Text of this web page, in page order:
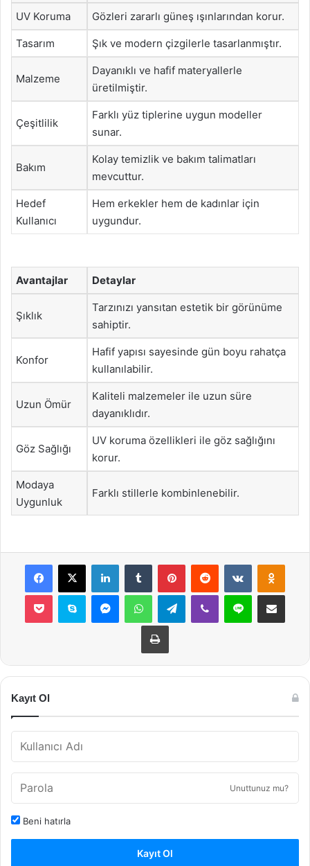
UV Koruma Gözleri zararlı güneş ışınlarından korur.
Tasarım Şık ve modern çizgilerle tasarlanmıştır.
Malzeme
Dayanıklı ve hafif materyallerle
üretilmiştir.
Çeşitlilik
Farklı yüz tiplerine uygun modeller
sunar.
Bakım
Kolay temizlik ve bakım talimatları
mevcuttur.
Hedef
Kullanıcı
Hem erkekler hem de kadınlar için
uygundur.
Avantajlar Detaylar
Şıklık
Tarzınızı yansıtan estetik bir görünüme
sahiptir.
Konfor
Hafif yapısı sayesinde gün boyu rahatça
kullanılabilir.
Uzun Ömür
Kaliteli malzemeler ile uzun süre
dayanıklıdır.
Göz Sağlığı
UV koruma özellikleri ile göz sağlığını
korur.
Modaya
Uygunluk
Farklı stillerle kombinlenebilir.
Facebook
X LinkedInTumblr PinterestReddit VKontakte
Pocket Skype MessengerWhatsAppTelegramViber Line E-Posta ile
Yazdır
Kayıt Ol
Unuttunuz mu?
Beni hatırla
Kayıt Ol